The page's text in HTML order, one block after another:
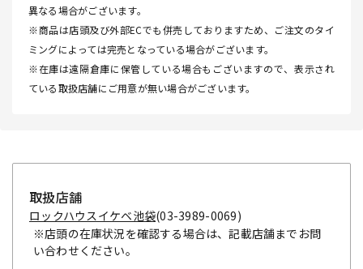
異なる場合がございます。
※商品は店頭及び外部ECでも併売しておりますため、ご注文のタイ
ミングによっては完売となっている場合がございます。
※在庫は遠隔倉庫に保管している場合もございますので、表示され
ている取扱店舗にご用意が無い場合がございます。
取扱店舗
ロックハウスイケベ池袋(03-3989-0069)
※店頭の在庫状況を確認する場合は、記載店舗までお問
い合わせください。